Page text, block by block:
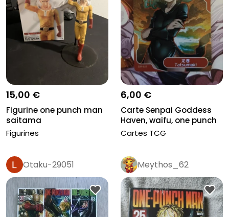
15,00 €
Figurine one punch man
saitama
Figurines
6,00 €
Carte Senpai Goddess
Haven, waifu, one punch
man,...
Cartes TCG
Otaku-29051 Meythos_62